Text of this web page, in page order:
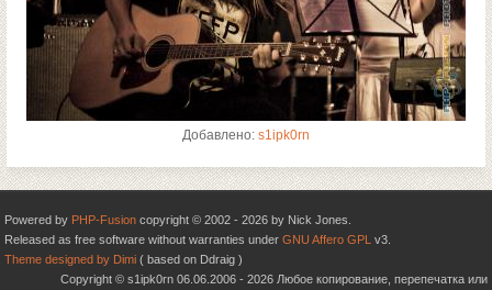
Добавлено: s1ipk0rn
Powered by PHP-Fusion copyright © 2002 - 2026 by Nick Jones.
Released as free software without warranties under GNU Affero GPL v3.
Theme designed by Dimi ( based on Ddraig )
Copyright © s1ipk0rn 06.06.2006 - 2026 Любое копирование, перепечатка или